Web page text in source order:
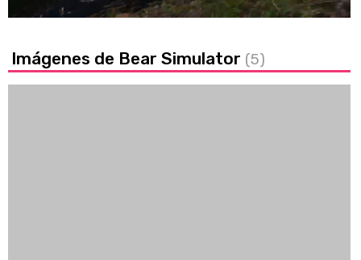
Imágenes de Bear Simulator (5)